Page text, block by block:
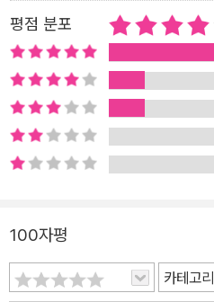
색깔은 다른 색깔에 비해서 늘 우위
으로써 유전자 연구의 시작을 알렸
달되는 유전자의 진정한 새 시대를
A 구조의 발견이었다. 프랜시스 크
나선 구조를 밝혀내고, 그 구조가
에는 생물에 필요한 정보가 담겨 있
물이 온전하게 유전자를 물려받을
을 드러낸다. 제3장 “자연선택을 통한 진화”에서는 생물학에서 가장
널리 알려진 개념을 설명한다. 찰
엄청난 생물 다양성을 낳은 진화의
평점 분포
100자평
카테고리